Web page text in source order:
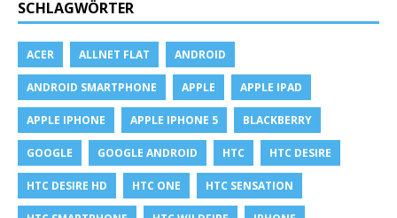
SCHLAGWÖRTER
ACER ALLNET FLAT ANDROID
ANDROID SMARTPHONE APPLE APPLE IPAD
APPLE IPHONE APPLE IPHONE 5 BLACKBERRY
GOOGLE GOOGLE ANDROID HTC HTC DESIRE
HTC DESIRE HD HTC ONE HTC SENSATION